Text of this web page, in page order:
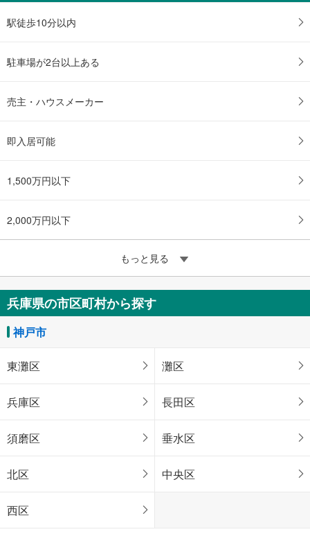
駅徒歩10分以内
駐車場が2台以上ある
売主・ハウスメーカー
即入居可能
1,500万円以下
2,000万円以下
もっと見る
兵庫県の市区町村から探す
神戸市
東灘区 灘区
兵庫区 長田区
須磨区 垂水区
北区 中央区
西区